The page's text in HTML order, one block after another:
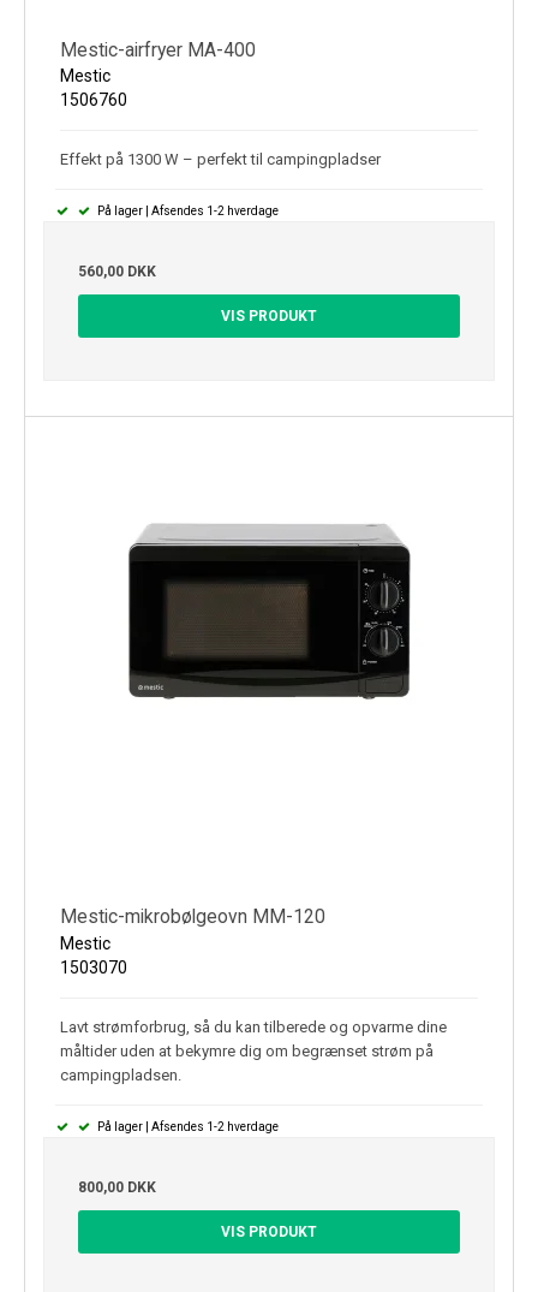
Mestic-airfryer MA-400
Mestic
1506760
Effekt på 1300 W – perfekt til campingpladser
På lager | Afsendes 1-2 hverdage
560,00 DKK
VIS PRODUKT
Mestic-mikrobølgeovn MM-120
Mestic
1503070
Lavt strømforbrug, så du kan tilberede og opvarme dine
måltider uden at bekymre dig om begrænset strøm på
campingpladsen.
På lager | Afsendes 1-2 hverdage
800,00 DKK
VIS PRODUKT